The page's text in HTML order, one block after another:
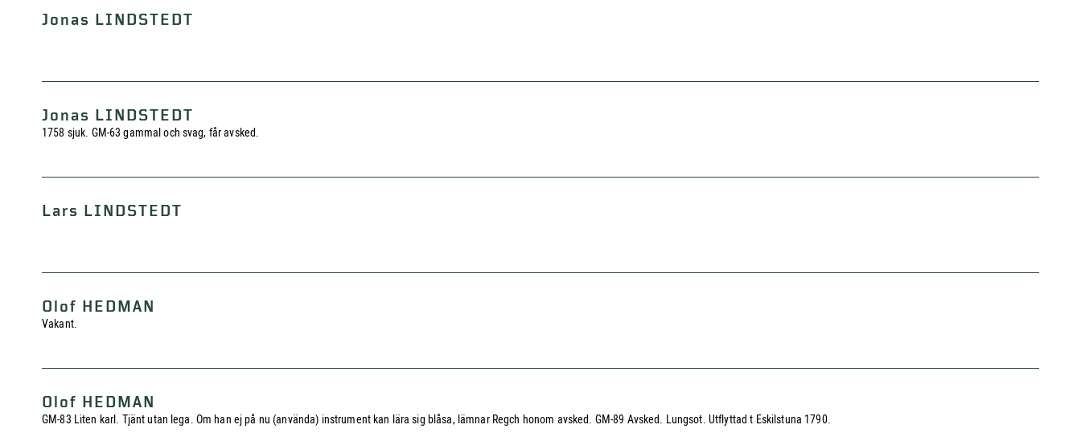
Jonas LINDSTEDT
Jonas LINDSTEDT
1758 sjuk. GM-63 gammal och svag, får avsked.
Lars LINDSTEDT
Olof HEDMAN
Vakant.
Olof HEDMAN
GM-83 Liten karl. Tjänt utan lega. Om han ej på nu (använda) instrument kan lära sig blåsa, lämnar Regch honom avsked. GM-89 Avsked. Lungsot. Utflyttad t Eskilstuna 1790.